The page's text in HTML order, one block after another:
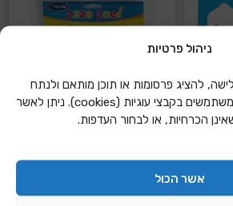
ניהול פרטיות
להציג פרסומות או תוכן מותאם ולנתח
את השימוש באתר, אנו משתמשים בקבצי עוגיות (cookies). ניתן לאשר
הכרחיות, או לבחור העדפות.
אשר הכול